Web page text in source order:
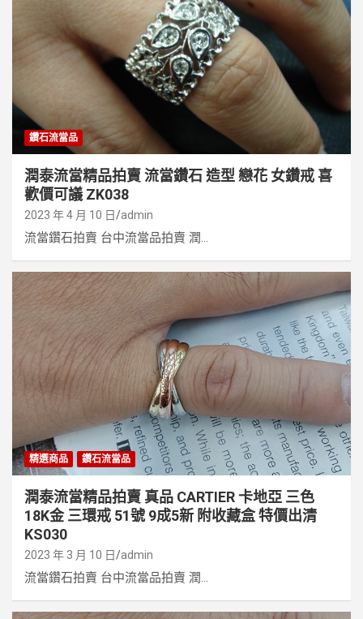
鑽石流當品
潤泰流當精品拍賣 流當鑽石 造型 戀花 女鑽戒 喜
歡價可議 ZK038
2023 年 4 月 10 日 admin
流當鑽石拍賣 台中流當品拍賣 潤...
精選商品 鑽石流當品
潤泰流當精品拍賣 真品 CARTIER 卡地亞 三色
18K金 三環戒 51號 9成5新 附收藏盒 特價出清
KS030
2023 年 3 月 10 日 admin
流當鑽石拍賣 台中流當品拍賣 潤...